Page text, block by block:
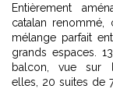
Entièrement
catalan
mélange parfait
grands espaces.
balcon, vue sur
elles, 20 suites de